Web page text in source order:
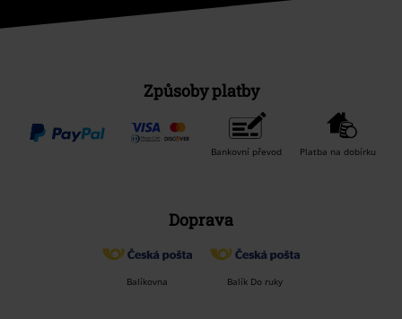
Způsoby platby
Bankovní převod Platba na dobírku
Doprava
Balíkovna Balík Do ruky